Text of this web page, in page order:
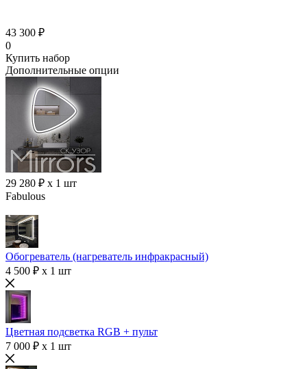
43 300 ₽
0
Купить набор
Дополнительные опции
29 280 ₽ x 1 шт
Fabulous
Обогреватель (нагреватель инфракрасный)
4 500 ₽ x 1 шт
Цветная подсветка RGB + пульт
7 000 ₽ x 1 шт